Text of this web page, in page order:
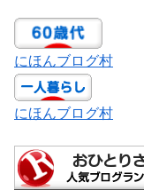
にほんブログ村
にほんブログ村